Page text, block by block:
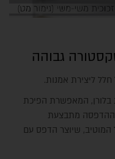
גבוהה
ליצירת אמנות.
בלורן, המאפשרת הפיכת
ההדפסה מתבצעת
שיוצר הדפס עם